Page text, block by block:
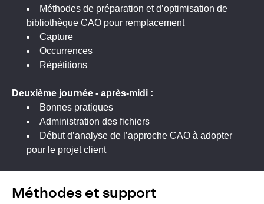
Méthodes de préparation et d’optimisation de
bibliothèque CAO pour remplacement
Capture
Occurrences
Répétitions
Deuxième journée - après-midi :
Bonnes pratiques
Administration des fichiers
Début d’analyse de l’approche CAO à adopter
pour le projet client
Méthodes et support